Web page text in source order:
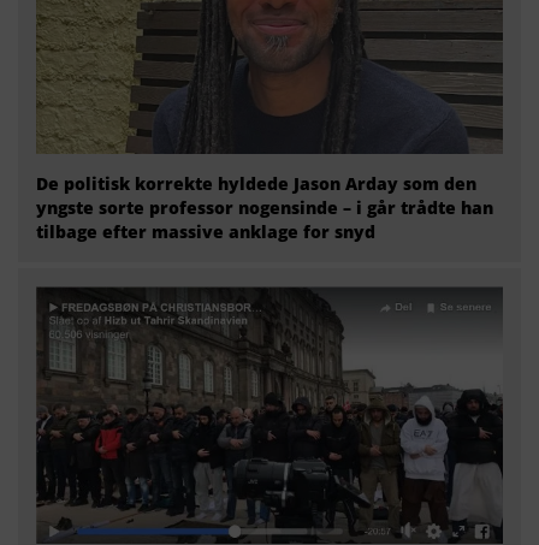
De politisk korrekte hyldede Jason Arday som den
yngste sorte professor nogensinde – i går trådte han
tilbage efter massive anklage for snyd